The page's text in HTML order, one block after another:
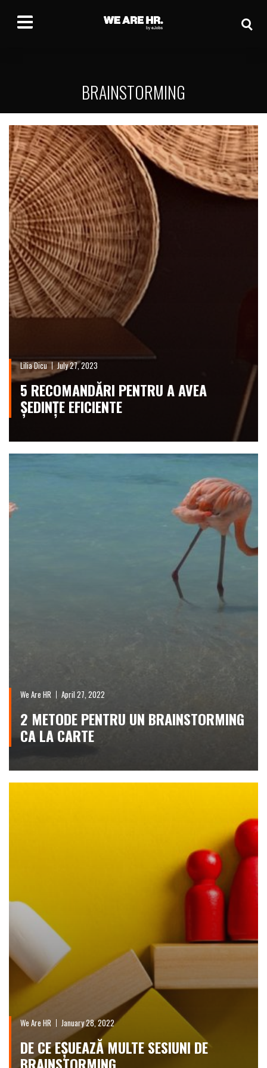
BRAINSTORMING
Lilia Dicu July 27, 2023
5 RECOMANDĂRI PENTRU A AVEA
ȘEDINȚE EFICIENTE
We Are HR April 27, 2022
2 METODE PENTRU UN BRAINSTORMING
CA LA CARTE
We Are HR January 28, 2022
DE CE EȘUEAZĂ MULTE SESIUNI DE